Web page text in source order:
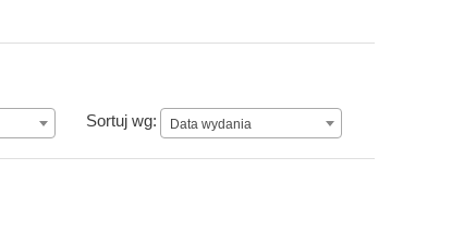
Sortuj wg: Data wydania
Data wydania